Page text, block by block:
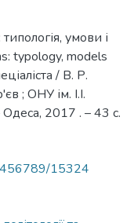
умови і
typology, models
/ В. Р.
; ОНУ ім. І.І.
Одеса, 2017 . – 43 с.
15324